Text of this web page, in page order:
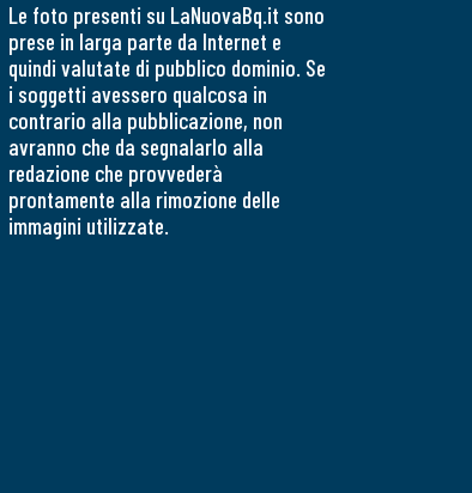
Le foto presenti su LaNuovaBq.it sono
prese in larga parte da Internet e
quindi valutate di pubblico dominio. Se
i soggetti avessero qualcosa in
contrario alla pubblicazione, non
avranno che da segnalarlo alla
redazione che provvederà
prontamente alla rimozione delle
immagini utilizzate.